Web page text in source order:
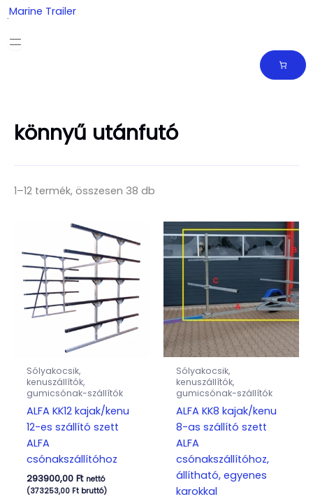
Skip
to
content
Marine Trailer
könnyű utánfutó
1–12 termék, összesen 38 db
Sólyakocsik,
kenuszállítók,
gumicsónak-szállítók
ALFA KK12 kajak/kenu
12-es szállító szett
ALFA
csónakszállítóhoz
293900,00 Ft nettó
(373253,00 Ftbruttó)
Sólyakocsik,
kenuszállítók,
gumicsónak-szállítók
ALFA KK8 kajak/kenu
8-as szállító szett
ALFA
csónakszállítóhoz,
állítható, egyenes
karokkal